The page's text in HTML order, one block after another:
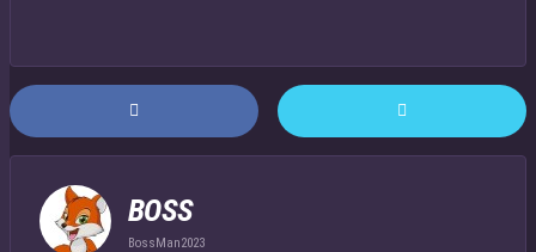
BOSS
BossMan2023